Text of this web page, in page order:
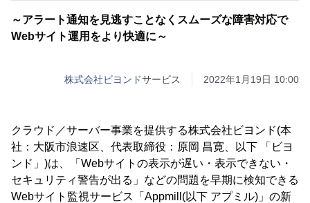
～アラート通知を見逃すことなくスムーズな障害対応で
Webサイト運用をより快適に～
株式会社ビヨンドサービス 2022年1月19日 10:00
クラウド／サーバー事業を提供する株式会社ビヨンド(本
社：大阪市浪速区、代表取締役：原岡 昌寛、以下 「ビヨ
ンド」)は、「Webサイトの表示が遅い・表示できない・
セキュリティ警告が出る」などの問題を早期に検知できる
Webサイト監視サービス「Appmill(以下 アプミル)」の新